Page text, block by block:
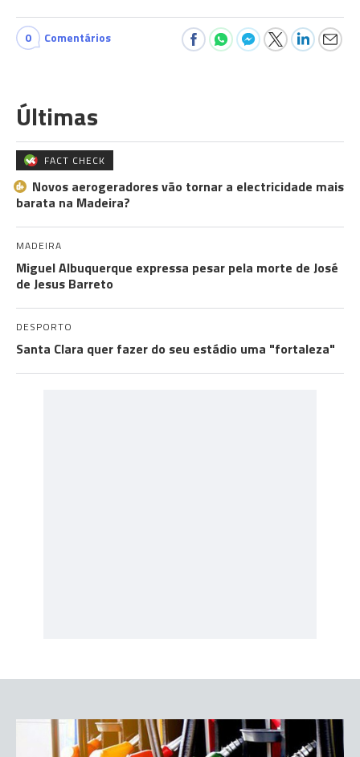
0 Comentários
Últimas
FACT CHECK
Novos aerogeradores vão tornar a electricidade mais
barata na Madeira?
MADEIRA
Miguel Albuquerque expressa pesar pela morte de José
de Jesus Barreto
DESPORTO
Santa Clara quer fazer do seu estádio uma "fortaleza"